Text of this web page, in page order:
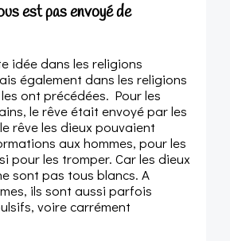
est pas envoyé de
idée dans les religions
également dans les religions
ont précédées. Pour les
le rêve était envoyé par les
rêve les dieux pouvaient
aux hommes, pour les
pour les tromper. Car les dieux
sont pas tous blancs. A
ils sont aussi parfois
voire carrément